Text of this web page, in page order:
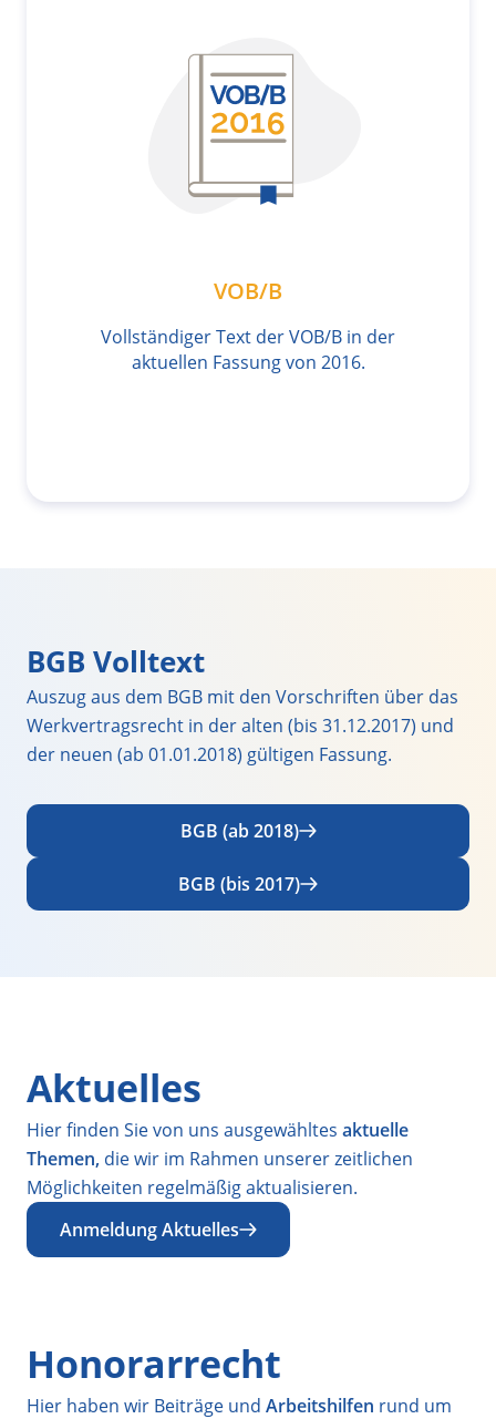
VOB/B
Vollständiger Text der VOB/B in der
aktuellen Fassung von 2016.
BGB Volltext
Auszug aus dem BGB mit den Vorschriften über das
Werkvertragsrecht in der alten (bis 31.12.2017) und
der neuen (ab 01.01.2018) gültigen Fassung.
BGB (ab 2018)
BGB (bis 2017)
Aktuelles
Hier finden Sie von uns ausgewähltes aktuelle
Themen, die wir im Rahmen unserer zeitlichen
Möglichkeiten regelmäßig aktualisieren.
Anmeldung Aktuelles
Honorarrecht
Hier haben wir Beiträge und Arbeitshilfen rund um